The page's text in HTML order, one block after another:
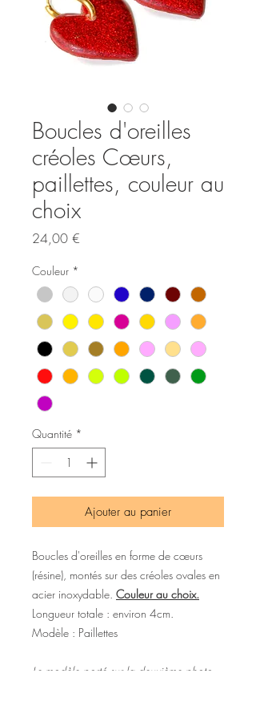
Boucles d'oreilles
créoles Cœurs,
paillettes, couleur au
choix
24,00 €
Couleur *
Quantité *
Ajouter au panier
Boucles d'oreilles en forme de cœurs
(résine), montés sur des créoles ovales en
acier inoxydable. Couleur au choix.
Longueur totale : environ 4cm.
Modèle : Paillettes
Le modèle porté sur la deuxième photo